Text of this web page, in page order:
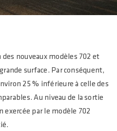
nouveaux modèles 702 et
surface. Par conséquent,
25 % inférieure à celle des
Au niveau de la sortie
par le modèle 702